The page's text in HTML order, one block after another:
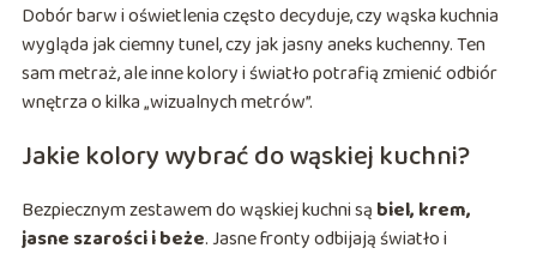
Dobór barw i oświetlenia często decyduje, czy wąska kuchnia
wygląda jak ciemny tunel, czy jak jasny aneks kuchenny. Ten
sam metraż, ale inne kolory i światło potrafią zmienić odbiór
wnętrza o kilka „wizualnych metrów”.
Jakie kolory wybrać do wąskiej kuchni?
Bezpiecznym zestawem do wąskiej kuchni są biel, krem,
jasne szarości i beże. Jasne fronty odbijają światło i